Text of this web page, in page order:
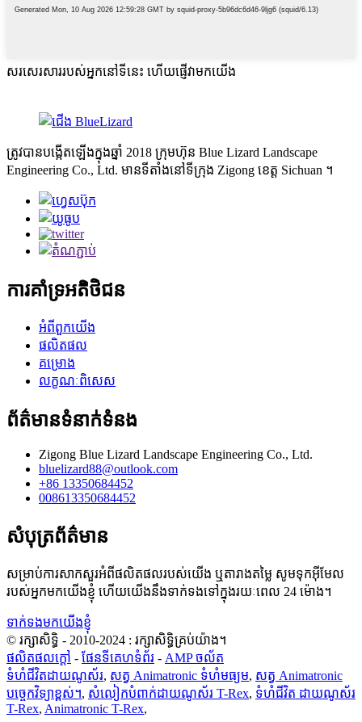
សរសេរសាររបស់អ្នកនៅទីនេះ ហើយផ្ញើវាមកយើង
ត្រូវបានបង្កើតឡើងក្នុងឆ្នាំ 2018 ក្រុមហ៊ុន Blue Lizard Landscape
Engineering Co., Ltd. មានទីតាំងនៅទីក្រុង Zigong ខេត្ត Sichuan ។
ការគាំទ្រអតិថិជន
អំពីពួកយើង
ផលិតផល
គម្រោង
លក្ខណៈពិសេស
ព័ត៌មានទំនាក់ទំនង
Zigong Blue Lizard Landscape Engineering Co., Ltd.
bluelizard88@outlook.com
+86 13350684452
008613350684452
សំបុត្រព័ត៌មាន
សម្រាប់ការសាកសួរអំពីផលិតផលរបស់យើង ឬតារាងតម្លៃ សូមទុកអ៊ីមែល
របស់អ្នកមកយើងខ្ញុំ ហើយយើងនឹងទាក់ទងទៅក្នុងរយៈពេល 24 ម៉ោង។
ទាក់ទងមកយើងខ្ញុំ
© រក្សាសិទ្ធិ - 2010-2024 : រក្សាសិទ្ធិគ្រប់យ៉ាង។
ផលិតផលក្តៅ - ផែនទីគេហទំព័រ - AMP ចល័ត
ទំហំជីវិតដាយណូស័រ, សត្វ Animatronic ទំហំមធ្យម, សត្វ Animatronic
បច្ចេកវិទ្យាខ្ពស់។, សំលៀកបំពាក់ដាយណូស័រ T-Rex, ទំហំជីវិត ដាយណូស័រ
T-Rex, Animatronic T-Rex,